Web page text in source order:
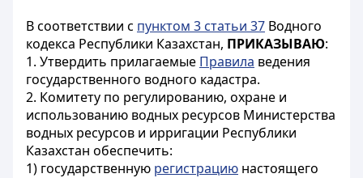
В соответствии с пунктом 3 статьи 37 Водного
кодекса Республики Казахстан, ПРИКАЗЫВАЮ:
1. Утвердить прилагаемые Правила ведения
государственного водного кадастра.
2. Комитету по регулированию, охране и
использованию водных ресурсов Министерства
водных ресурсов и ирригации Республики
Казахстан обеспечить:
1) государственную регистрацию настоящего